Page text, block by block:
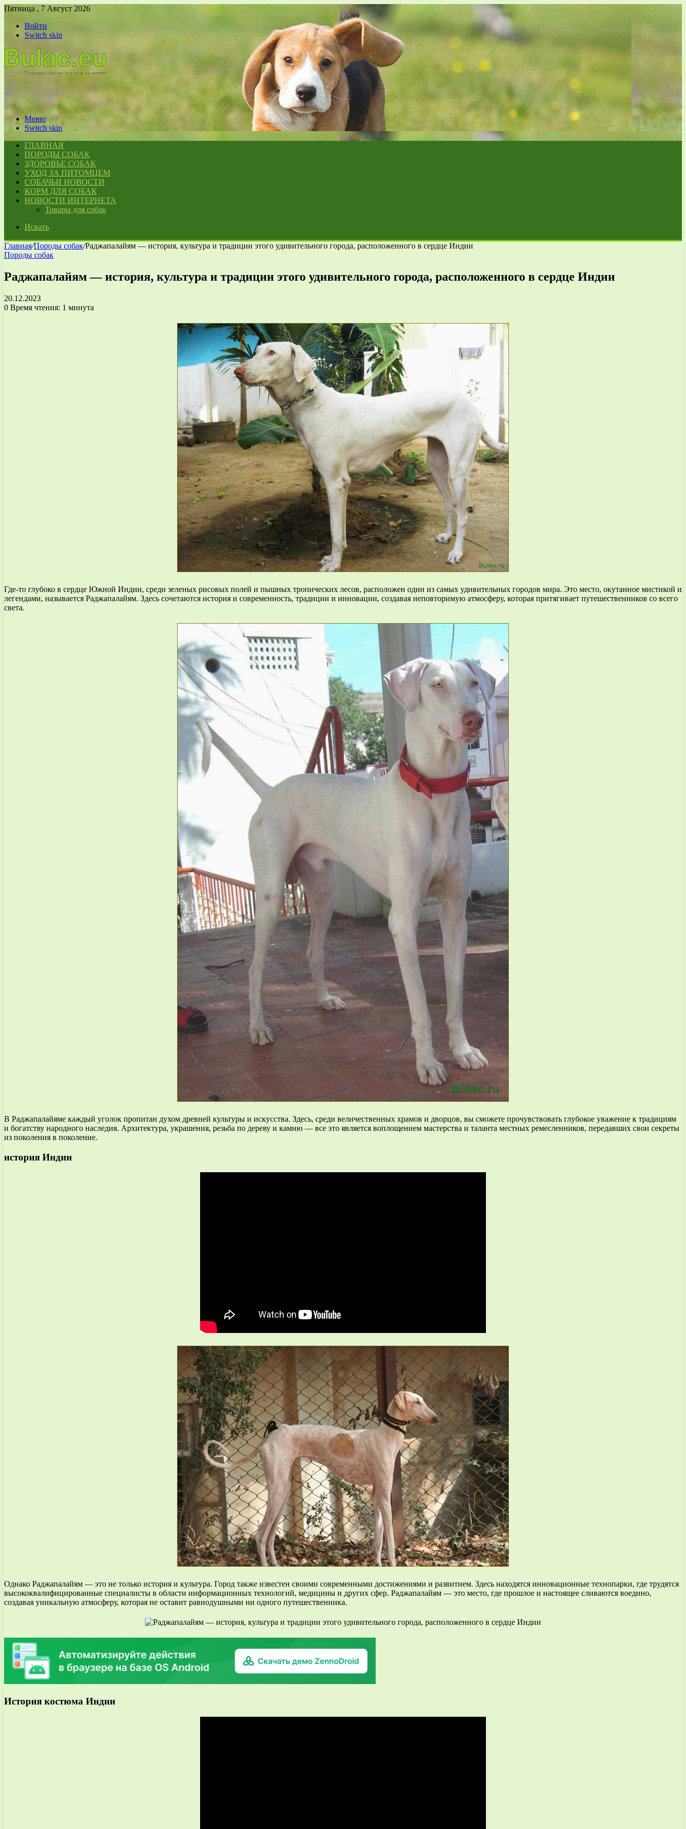
Пятница , 7 Август 2026
Войти
Switch skin
Меню
Switch skin
ГЛАВНАЯ
ПОРОДЫ СОБАК
ЗДОРОВЬЕ СОБАК
УХОД ЗА ПИТОМЦЕМ
СОБАЧЬИ НОВОСТИ
КОРМ ДЛЯ СОБАК
НОВОСТИ ИНТЕРНЕТА
Товары для собак
Искать
Главная/Породы собак/Раджапалайям — история, культура и традиции этого удивительного города, расположенного в сердце Индии
Породы собак
Раджапалайям — история, культура и традиции этого удивительного города, расположенного в сердце Индии
20.12.2023
0 Время чтения: 1 минута
Где-то глубоко в сердце Южной Индии, среди зеленых рисовых полей и пышных тропических лесов, расположен один из самых удивительных городов мира. Это место, окутанное мистикой и
легендами, называется Раджапалайям. Здесь сочетаются история и современность, традиции и инновации, создавая неповторимую атмосферу, которая притягивает путешественников со всего
света.
В Раджапалайяме каждый уголок пропитан духом древней культуры и искусства. Здесь, среди величественных храмов и дворцов, вы сможете прочувствовать глубокое уважение к традициям
и богатству народного наследия. Архитектура, украшения, резьба по дереву и камню — все это является воплощением мастерства и таланта местных ремесленников, передавших свои секреты
из поколения в поколение.
история Индии
Однако Раджапалайям — это не только история и культура. Город также известен своими современными достижениями и развитием. Здесь находятся инновационные технопарки, где трудятся
высококвалифицированные специалисты в области информационных технологий, медицины и других сфер. Раджапалайям — это место, где прошлое и настоящее сливаются воедино,
создавая уникальную атмосферу, которая не оставит равнодушными ни одного путешественника.
История костюма Индии